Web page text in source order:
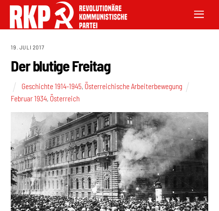
19. JULI 2017
Der blutige Freitag
Geschichte 1914-1945, Österreichische Arbeiterbewegung
Februar 1934, Österreich